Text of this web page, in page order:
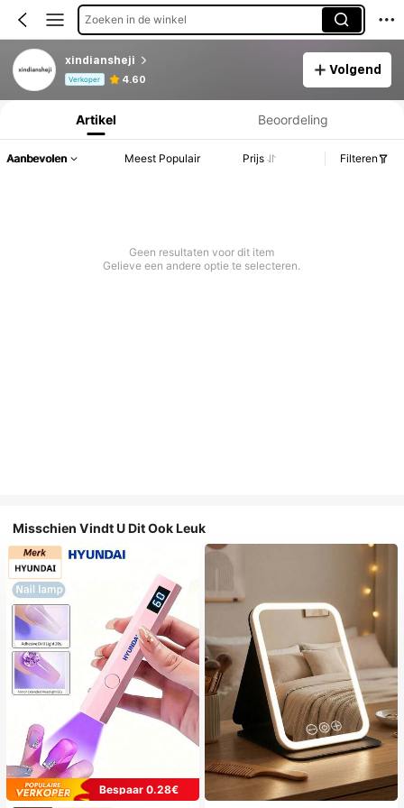
Zoeken in de winkel
xindiansheji
Verkoper 4.60
Volgend
Productinformatie: Prijsopenbaring, Verkoop- en Voorraadgegevens.
Artikel Beoordeling
Aanbevolen Meest Populair Prijs Filteren
Geen resultaten voor dit item
Gelieve een andere optie te selecteren.
Misschien Vindt U Dit Ook Leuk
Bespaar 0.28€